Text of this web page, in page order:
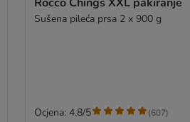
Sušena pileća prsa 2 x 900 g
Ocjena: 4.8/5 (607)